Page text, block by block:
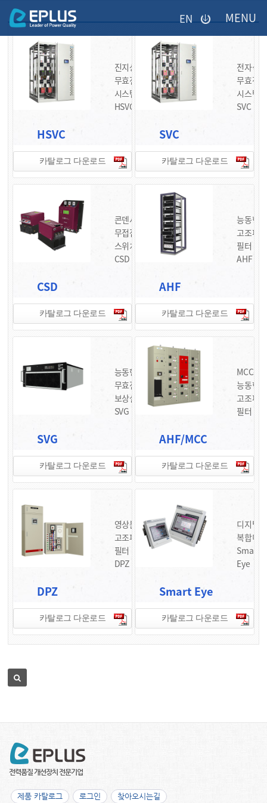
입력하시면
답변
답변이
이메일로
전송됩니다.
EN
미등록페이지
HSVC
진지상
무효전력
시스템
HSVC
카탈로그 다운로드
SVC
전자식
무효전력
시스템
SVC
카탈로그 다운로드
CSD
콘덴서
무접점
스위치
CSD
카탈로그 다운로드
AHF
능동형
고조파
필터
AHF
카탈로그 다운로드
SVG
능동형
무효전력
보상설비
SVG
카탈로그 다운로드
AHF/MCC
MCC용
능동형
고조파
필터
카탈로그 다운로드
DPZ
영상분
고조파
필터
DPZ
카탈로그 다운로드
Smart Eye
디지털
복합미터
Smart
Eye
카탈로그 다운로드
제품 카탈로그 로그인 찾아오시는길